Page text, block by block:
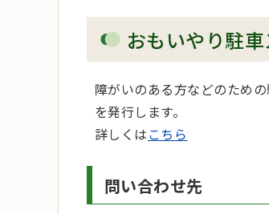
おもいやり駐
障がいのある方などのため
を発行します。
詳しくはこちら
問い合わせ先